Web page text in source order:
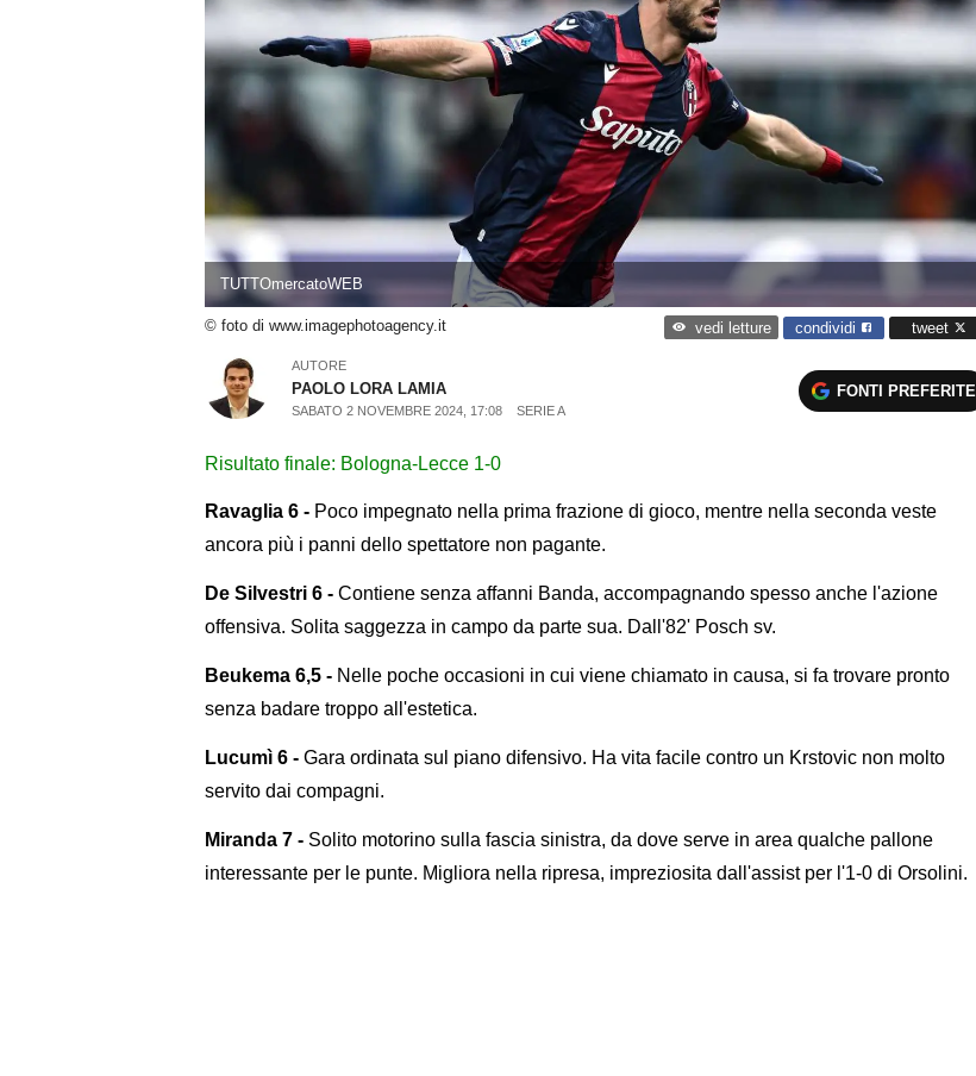
TUTTOmercatoWEB
© foto di www.imagephotoagency.it vedi letture condividi tweet
AUTORE
PAOLO LORA LAMIA
SABATO 2 NOVEMBRE 2024, 17:08 SERIE A
FONTI PREFERITE
Risultato finale: Bologna-Lecce 1-0
Ravaglia 6 - Poco impegnato nella prima frazione di gioco, mentre nella seconda veste
ancora più i panni dello spettatore non pagante.
De Silvestri 6 - Contiene senza affanni Banda, accompagnando spesso anche l'azione
offensiva. Solita saggezza in campo da parte sua. Dall'82' Posch sv.
Beukema 6,5 - Nelle poche occasioni in cui viene chiamato in causa, si fa trovare pronto
senza badare troppo all'estetica.
Lucumì 6 - Gara ordinata sul piano difensivo. Ha vita facile contro un Krstovic non molto
servito dai compagni.
Miranda 7 - Solito motorino sulla fascia sinistra, da dove serve in area qualche pallone
interessante per le punte. Migliora nella ripresa, impreziosita dall'assist per l'1-0 di Orsolini.